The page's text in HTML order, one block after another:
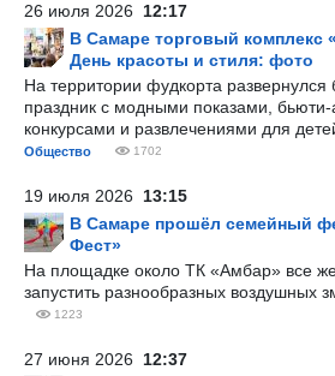
26 июля 2026 12:17
В Самаре торговый комплекс
День красоты и стиля: фото
На территории фудкорта
праздник с модными показами, бьюти-
конкурсами и развлечениями для
Общество 1702
19 июля 2026 13:15
В Самаре прошёл семейный
Фест»
На площадке около ТК «Амбар» все
запустить разнообразных воздушных
1223
27 июня 2026 12:37